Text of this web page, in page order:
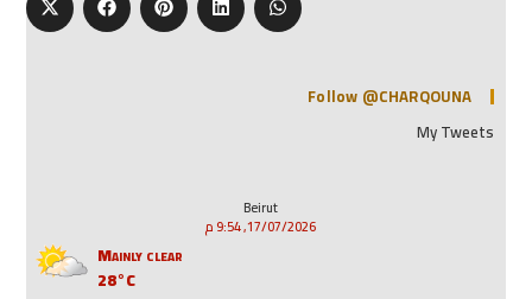
Follow @CHARQOUNA
My Tweets
Beirut
17/07/2026, 9:54 م
Mainly clear
28°C